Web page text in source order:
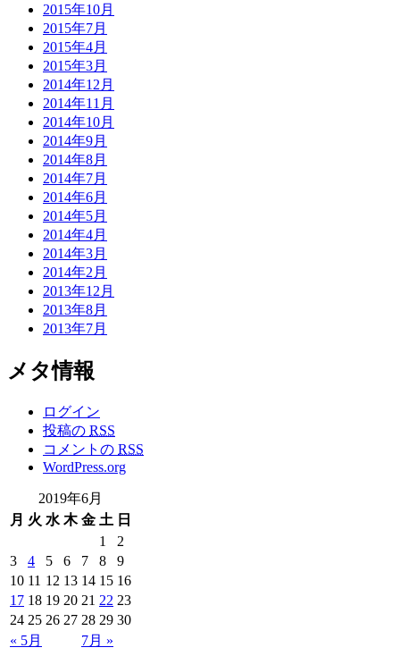
2015年10月
2015年7月
2015年4月
2015年3月
2014年12月
2014年11月
2014年10月
2014年9月
2014年8月
2014年7月
2014年6月
2014年5月
2014年4月
2014年3月
2014年2月
2013年12月
2013年8月
2013年7月
メタ情報
ログイン
投稿の RSS
コメントの RSS
WordPress.org
2019年6月
月 火 水 木 金 土 日
« 5月 7月 »
1
2
3
4 5 6 7 8
9
10 11 12 13 14 15 16
17 18 19 20 21 22 23
24 25 26 27 28 29 30